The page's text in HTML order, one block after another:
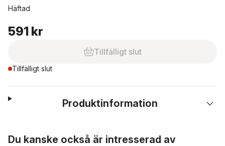
Häftad
591 kr
Tillfälligt slut
Tillfälligt slut
Produktinformation
Du kanske också är intresserad av